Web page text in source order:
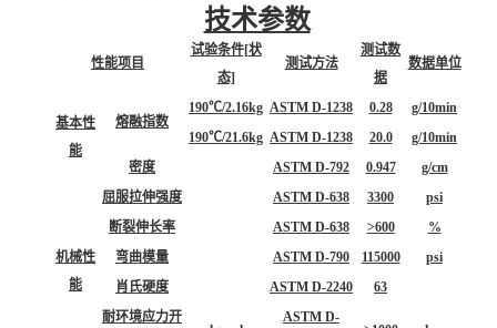
技术参数
性能项目
试验条件[状
态]
测试方法
测试数
据
数据单位
基本性
能
熔融指数
190℃/2.16kg ASTM D-1238 0.28
g/10min
190℃/21.6kg ASTM D-1238 20.0
g/10min
密度
ASTM D-792 0.947 g/cm
机械性
能
屈服拉伸强度 ASTM D-638 3300
psi
断裂伸长率
ASTM D-638 >600
%
弯曲模量
ASTM D-790 115000
psi
肖氏硬度
ASTM D-2240
63
耐环境应力开
ASTM D-